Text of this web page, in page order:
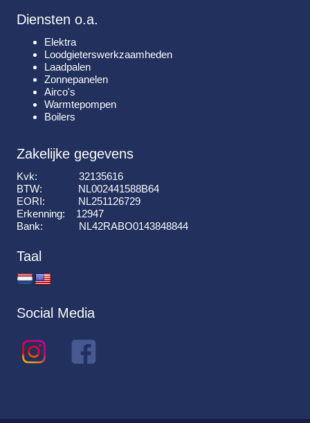
Diensten o.a.
Elektra
Loodgieterswerkzaamheden
Laadpalen
Zonnepanelen
Airco's
Warmtepompen
Boilers
Zakelijke gegevens
Kvk: 32135616
BTW: NL002441588B64
EORI: NL251126729
Erkenning: 12947
Bank: NL42RABO0143848844
Taal
Social Media